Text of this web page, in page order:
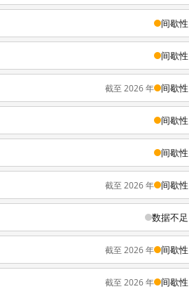
间歇性
间歇性
截至 2026 年 间歇性
间歇性
间歇性
截至 2026 年 间歇性
数据不足
截至 2026 年 间歇性
截至 2026 年 间歇性